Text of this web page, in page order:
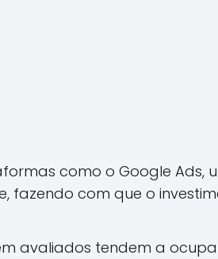
como o Google Ads,
fazendo com que o
avaliados tendem a